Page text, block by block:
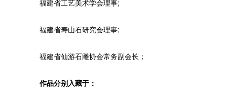
福建省工艺美术学会理事;
福建省寿山石研究会理事;
福建省仙游石雕协会常务副会长；
作品分别入藏于：